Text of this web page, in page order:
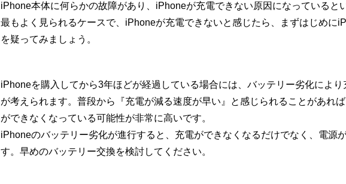
iPhone本体に何らかの故障があり、iPhoneが充電できない原因になっていると
最もよく見られるケースで、iPhoneが充電できないと感じたら、まずはじめに
を疑ってみましょう。
iPhoneを購入してから3年ほどが経過している場合には、バッテリー劣化によ
が考えられます。普段から『充電が減る速度が早い』と感じられることがあれ
ができなくなっている可能性が非常に高いです。
iPhoneのバッテリー劣化が進行すると、充電ができなくなるだけでなく、電源
す。早めのバッテリー交換を検討してください。